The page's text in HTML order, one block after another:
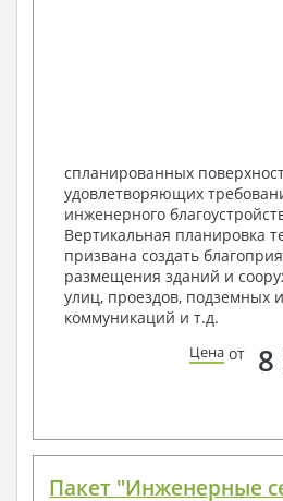
Поэтажные
Разрезы и состав
Фасады с ведомостью
Экспликация полов
Объемы основных
Архитектурные узлы в
2. Конструктивный раздел:
Общие данные по
Схемы расположения и
Элементы каркаса –
Схема расположения
Опоры перекрытия на
крепления, сечения
спланированных
удовлетворяющих
инженерного
Вертикальная планировка
призвана создать
размещения зданий и
улиц, проездов, подземных
коммуникаций и т.д.
Цена от 8
Пакет "Инженерные